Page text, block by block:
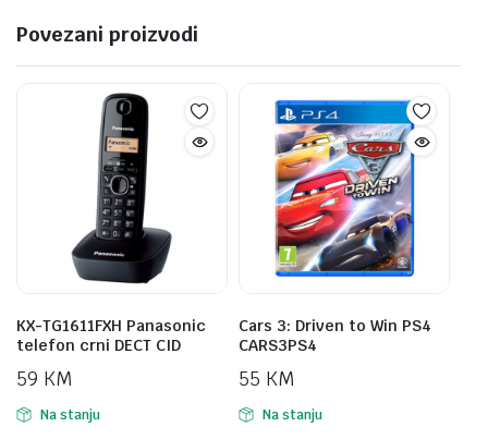
Povezani proizvodi
KX-TG1611FXH Panasonic
telefon crni DECT CID
59 KM
Na stanju
Cars 3: Driven to Win PS4
CARS3PS4
55 KM
Na stanju